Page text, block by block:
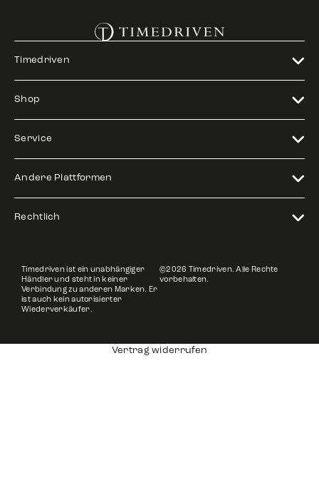
Timedriven
Shop
Service
Andere Plattformen
Rechtlich
Timedriven ist ein unabhängiger
Händler und steht in keiner
Verbindung zu anderen Marken. Er
ist auch kein autorisierter
Wiederverkäufer.
©2026 Timedriven. Alle Rechte
vorbehalten.
Vertrag widerrufen